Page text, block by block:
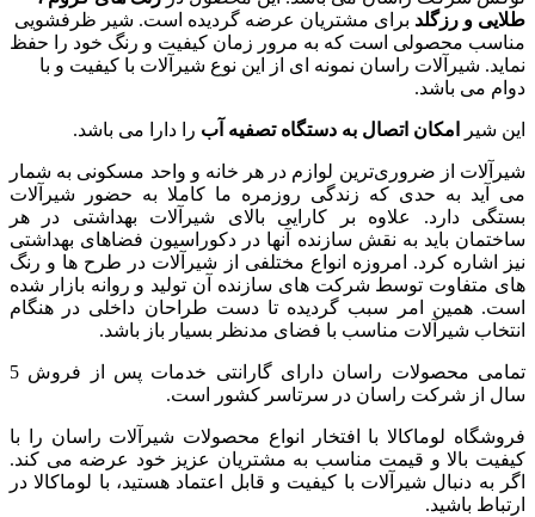
طلایی و رزگلد برای مشتریان عرضه گردیده است. شیر ظرفشویی
مناسب محصولی است که به مرور زمان کیفیت و رنگ خود را حفظ
نماید. شیرآلات راسان نمونه ای از این نوع شیرآلات با کیفیت و با
دوام می باشد.
این شیر امکان اتصال به دستگاه تصفیه آب را دارا می باشد.
شیرآلات از ضروری‌ترین لوازم در هر خانه و واحد مسکونی به شمار
می آید به حدی که زندگی روزمره ما کاملا به حضور شیرآلات
بستگی دارد. علاوه بر کارایی بالای شیرآلات بهداشتی در هر
ساختمان باید به نقش سازنده آنها در دکوراسیون فضاهای بهداشتی
نیز اشاره کرد. امروزه انواع مختلفی از شیرآلات در طرح ها و رنگ
های متفاوت توسط شرکت های سازنده آن تولید و روانه بازار شده
است. همین امر سبب گردیده تا دست طراحان داخلی در هنگام
انتخاب شیرآلات مناسب با فضای مدنظر بسیار باز باشد.
تمامی محصولات راسان دارای
گارانتی خدمات پس از فروش 5
سال از شرکت راسان در سرتاسر کشور است.
فروشگاه لوماکالا با افتخار انواع محصولات شیرآلات راسان را با
کیفیت بالا و قیمت مناسب به مشتریان عزیز خود عرضه می کند.
اگر به دنبال شیرآلات با کیفیت و قابل اعتماد هستید، با لوماکالا در
ارتباط باشید.